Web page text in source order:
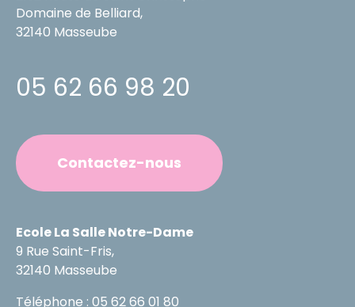
Domaine de Belliard,
32140 Masseube
05 62 66 98 20
Contactez-nous
Ecole La Salle Notre-Dame
9 Rue Saint-Fris,
32140 Masseube
Téléphone : 05 62 66 01 80